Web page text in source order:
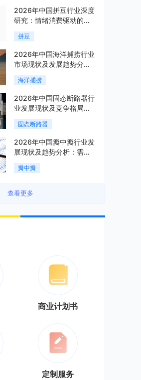
2026年中国拼豆行业深度
研究：情绪消费驱动的新
兴手工赛道「图」
拼豆
2026年中国海洋捕捞行业
市场现状及发展趋势分
析：科技赋能与智能化转
型加速「图」
海洋捕捞
2026年中国固态断路器行
业发展现状及竞争格局分
析：国际巨头领跑技术，
国内企业加速追赶「图」
固态断路器
2026年中国瓣中瓣行业发
展现状及趋势分析：需求
可持续释放，市场发展前
景良好「图」
瓣中瓣
查看更多
商业计划书
定制服务